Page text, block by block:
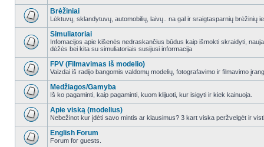
Brėžiniai
Lėktuvų, sklandytuvų, automobilių, laivų.. na gal ir sraigtasparnių brėžinių
Simuliatoriai
Infomacijos apie kišenės nedraskančius būdus kaip išmokti skraidyti,
dėžės bei kita su simuliatoriais susijusi informacija
FPV (Filmavimas iš modelio)
Vaizdai iš radijo bangomis valdomų modelių, fotografavimo ir filmavimo
Medžiagos/Gamyba
Iš ko pagaminti, kaip pagaminti, kuom klijuoti, kur isigyti ir kiek kainuoja.
Apie viską (modelius)
Nebežinot kur įdėti savo mintis ar klausimus? 3 kart viska peržvelgėt ir
English Forum
Forum for guests.